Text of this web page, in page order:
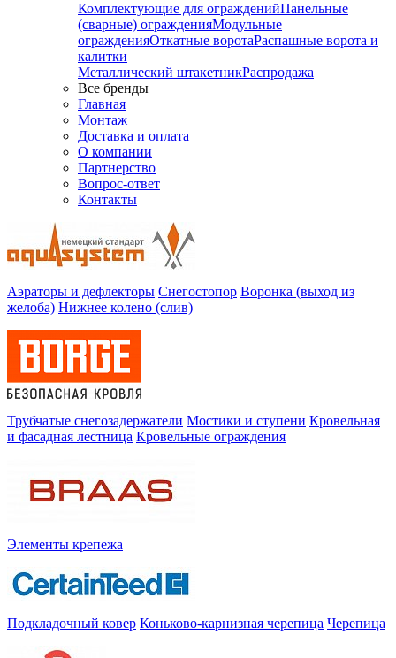
Комплектующие для огражденийПанельные
(сварные) огражденияМодульные
огражденияОткатные воротаРаспашные ворота и
калитки
Металлический штакетникРаспродажа
Все бренды
Главная
Монтаж
Доставка и оплата
О компании
Партнерство
Вопрос-ответ
Контакты
Аэраторы и дефлекторы Снегостопор Воронка (выход из
желоба) Нижнее колено (слив)
Трубчатые снегозадержатели Мостики и ступени Кровельная
и фасадная лестница Кровельные ограждения
Элементы крепежа
Подкладочный ковер Коньково-карнизная черепица Черепица